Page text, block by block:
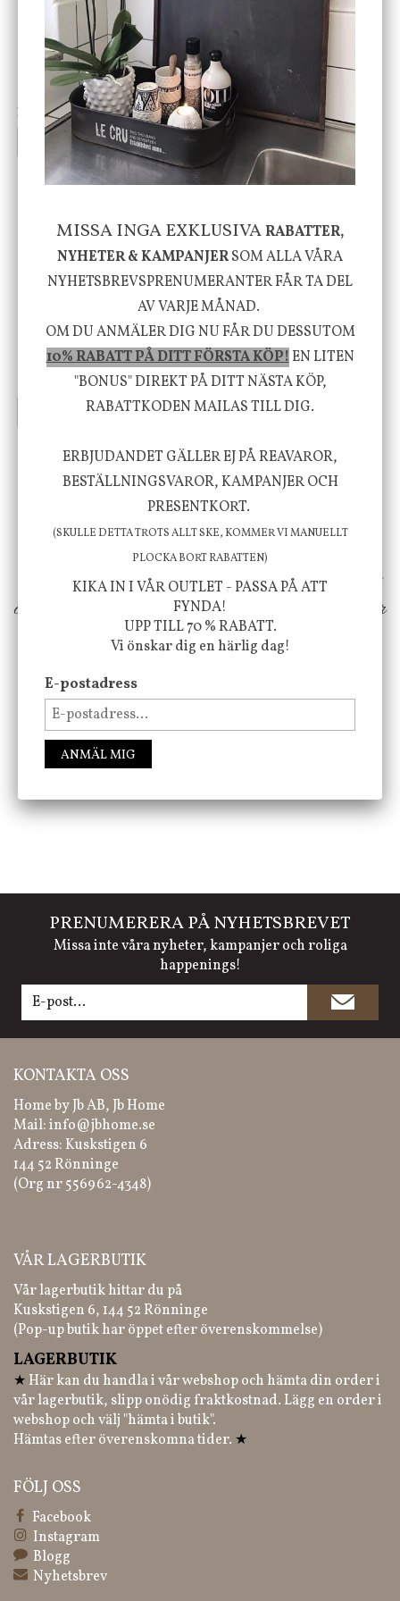
DBKD
Cloudy kruka mini, vit
199 kr
INFO KÖP
Star Trading
Bordslampa Mushroom
vit, Utomhus
499 kr
KÖP
Skål, Hands marmor
795 kr
KÖP
Serveringsfat, Ostron,
Stengods
415 kr
INFO KÖP
Vi vill förmedla känsla, upplevelse och
välbefinnande för dig och ditt hem! Med
inspiration från naturen och dess färgpalett
erbjuder vi omsorgsfullt utvalda produkter som
ökar trivsel i ditt hem och ger det lilla extra för
att öka ditt välmående!
FÖLJ OSS PÅ INSTAGRAM @JBHOME
PRENUMERERA PÅ NYHETSBREVET
Missa inte våra nyheter, kampanjer och roliga
happenings!
KONTAKTA OSS
Home by Jb AB, Jb Home
Mail:info@jbhome.se
Adress: Kuskstigen 6
144 52 Rönninge
(Org nr 556962-4348)
VÅR LAGERBUTIK
Vår lagerbutik hittar du på
Kuskstigen 6, 144 52 Rönninge
(Pop-up butik har öppet efter överenskommelse)
LAGERBUTIK
★ Här kan du handla i vår webshop och hämta din order i
vår lagerbutik, slipp onödig fraktkostnad. Lägg en order i
webshop och välj "hämta i butik".
Hämtas efter överenskomna tider. ★
FÖLJ OSS
Facebook
Instagram
Blogg
Nyhetsbrev
MISSA INGA EXKLUSIVARABATTER,
NYHETER & KAMPANJERSOM ALLA VÅRA
NYHETSBREVSPRENUMERANTER FÅR TA DEL
AV VARJE MÅNAD.
OM DU ANMÄLER DIG NU FÅR DU DESSUTOM
10% RABATT PÅ DITT FÖRSTA KÖP!EN LITEN
"BONUS" DIREKT PÅ DITT NÄSTA KÖP,
RABATTKODEN MAILAS TILL DIG.
ERBJUDANDET GÄLLER EJ PÅ REAVAROR,
BESTÄLLNINGSVAROR, KAMPANJER OCH
PRESENTKORT.
(SKULLE DETTA TROTS ALLT SKE, KOMMER VI MANUELLT
PLOCKA BORT RABATTEN)
KIKA IN I VÅR OUTLET - PASSA PÅ ATT
FYNDA!
UPP TILL 70 % RABATT.
Vi önskar dig en härlig dag!
E-postadress
ANMÄL MIG